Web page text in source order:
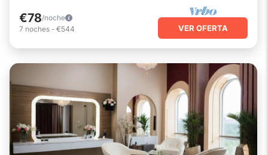
€78/noche
7 noches - €544 VER OFERTA